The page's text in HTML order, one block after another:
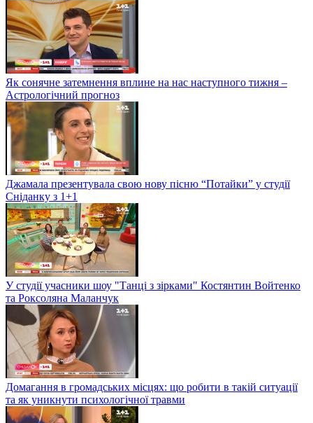
Як сонячне затемнення вплине на нас наступного тижня –
Астрологічний прогноз
Джамала презентувала свою нову пісню “Потайки” у студії
Сніданку з 1+1
У студії учасники шоу "Танці з зірками" Костянтин Войтенко
та Роксоляна Маланчук
Домагання в громадських місцях: що робити в такій ситуації
та як уникнути психологічної травми